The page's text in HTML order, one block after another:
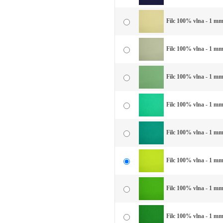
Filc 100% vlna - 1
Filc 100% vlna - 1
Filc 100% vlna - 1
Filc 100% vlna - 1
Filc 100% vlna - 1
Filc 100% vlna - 1
Filc 100% vlna - 1
Filc 100% vlna - 1